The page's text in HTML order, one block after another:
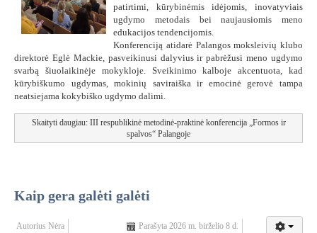
patirtimi, kūrybinėmis idėjomis, inovatyviais
ugdymo metodais bei naujausiomis meno
edukacijos tendencijomis.
Konferenciją atidarė Palangos moksleivių klubo
direktorė Eglė Mackie, pasveikinusi dalyvius ir pabrėžusi meno ugdymo
svarbą šiuolaikinėje mokykloje. Sveikinimo kalboje akcentuota, kad
kūrybiškumo ugdymas, mokinių saviraiška ir emocinė gerovė tampa
neatsiejama kokybiško ugdymo dalimi.
Skaityti daugiau: III respublikinė metodinė-praktinė konferencija „Formos ir
spalvos“ Palangoje
Kaip gera galėti galėti
Autorius Nėra
Parašyta 2026 m. birželio 8 d.